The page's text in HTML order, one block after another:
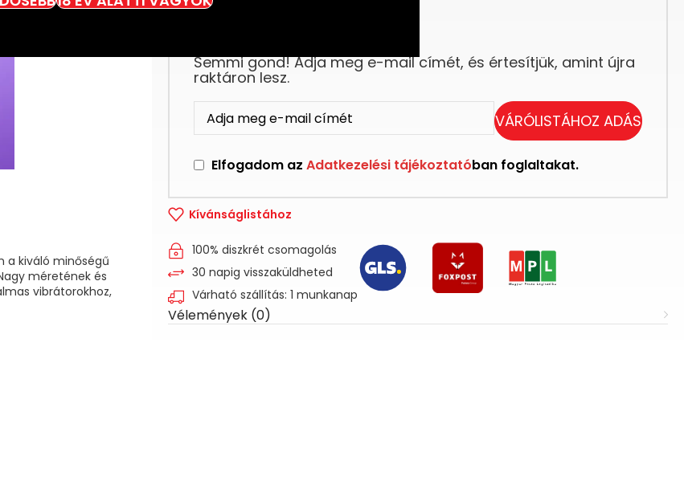
a kiváló minőségű
méretének és
vibrátorokhoz,
Semmi gond! Adja meg e-mail címét, és értesítjük, amint újra
raktáron lesz.
VÁRÓLISTÁHOZ ADÁS
Elfogadom az Adatkezelési tájékoztatóban foglaltakat.
Kívánságlistához
100% diszkrét csomagolás
30 napig visszaküldheted
Várható szállítás: 1 munkanap
Vélemények (0)